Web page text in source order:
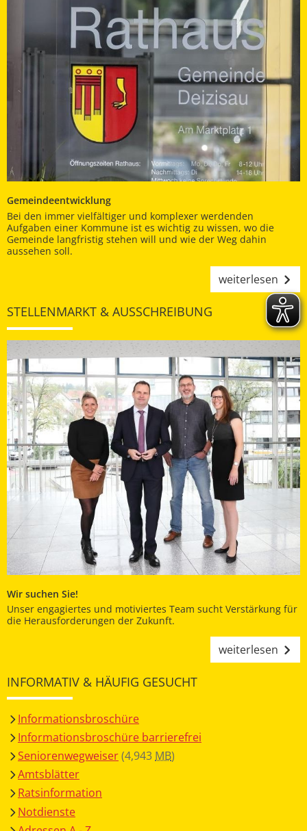
Gemeindeentwicklung
Bei den immer vielfältiger und komplexer werdenden
Aufgaben einer Kommune ist es wichtig zu wissen, wo die
Gemeinde langfristig stehen will und wie der Weg dahin
aussehen soll.
weiterlesen
STELLENMARKT & AUSSCHREIBUNG
Wir suchen Sie!
Unser engagiertes und motiviertes Team sucht Verstärkung für
die Herausforderungen der Zukunft.
weiterlesen
INFORMATIV & HÄUFIG GESUCHT
Informationsbroschüre
Informationsbroschüre barrierefrei
Seniorenwegweiser(4,943 MB)
Amtsblätter
Ratsinformation
Notdienste